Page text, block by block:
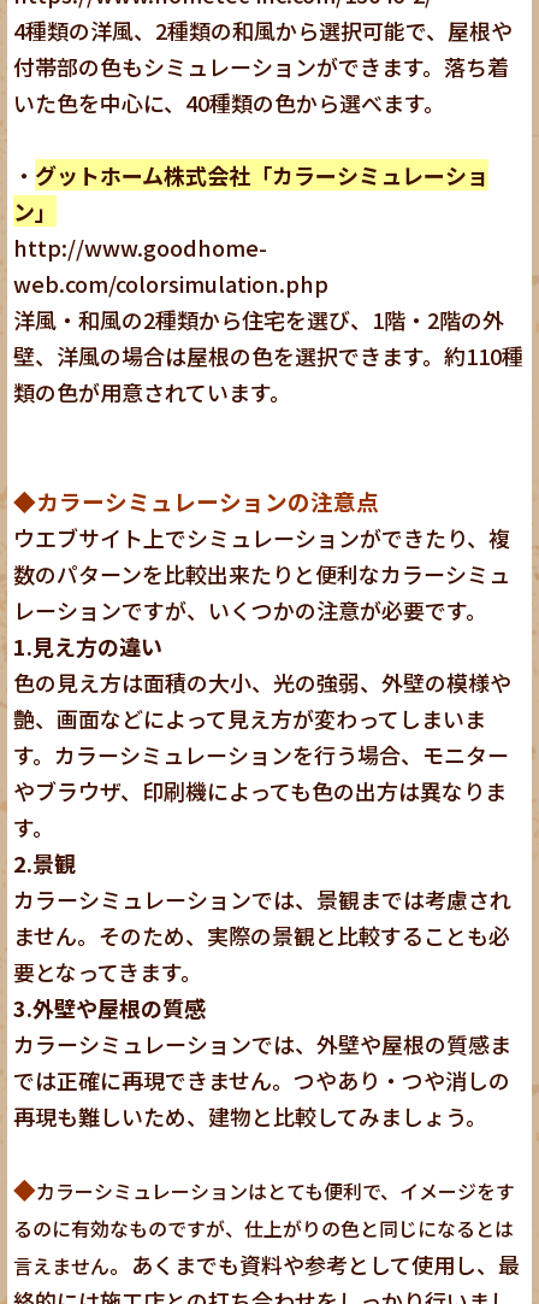
4種類の洋風、2種類の和風から選択可能で、屋根や
付帯部の色もシミュレーションができます。落ち着
いた色を中心に、40種類の色から選べます。
・ グットホーム株式会社「カラーシミュレーショ
ン」
http://www.goodhome-
web.com/colorsimulation.php
洋風・和風の2種類から住宅を選び、1階・2階の外
壁、洋風の場合は屋根の色を選択できます。約110種
類の色が用意されています。
◆カラーシミュレーションの注意点
ウエブサイト上でシミュレーションができたり、複
数のパターンを比較出来たりと便利なカラーシミュ
レーションですが、いくつかの注意が必要です。
1.見え方の違い
色の見え方は面積の大小、光の強弱、外壁の模様や
艶、画面などによって見え方が変わってしまいま
す。カラーシミュレーションを行う場合、モニター
やブラウザ、印刷機によっても色の出方は異なりま
す。
2.景観
カラーシミュレーションでは、景観までは考慮され
ません。そのため、実際の景観と比較することも必
要となってきます。
3.外壁や屋根の質感
カラーシミュレーションでは、外壁や屋根の質感ま
では正確に再現できません。つやあり・つや消しの
再現も難しいため、建物と比較してみましょう。
◆カラーシミュレーションはとても便利で、イメージをす
るのに有効なものですが、仕上がりの色と同じになるとは
言えません。あくまでも資料や参考として使用し、最